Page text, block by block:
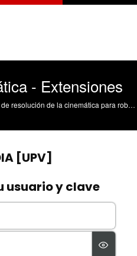
- Extensiones
El vídeo muestra el planteamiento de resolución de la cinemática para robots móviles de configuración triciclo y ackermann Mellado Arteche, M. (2017). Rmóvil - Cinemática - Extensiones. https://riunet.upv.es/handle/10251/82341 DER